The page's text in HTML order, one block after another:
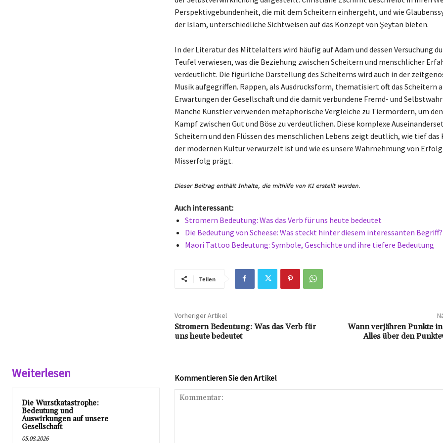
Perspektivgebundenheit, die mit dem Scheitern einhergeht, und wie
der Islam, unterschiedliche Sichtweisen auf das Konzept von Şeytan bieten.
In der Literatur des Mittelalters wird häufig auf Adam und dessen Versuchung
Teufel verwiesen, was die Beziehung zwischen Scheitern und menschlicher
verdeutlicht. Die figürliche Darstellung des Scheiterns wird auch in der
Musik aufgegriffen. Rappen, als Ausdrucksform, thematisiert oft das Scheitern
Erwartungen der Gesellschaft und die damit verbundene Fremd- und
Manche Künstler verwenden metaphorische Vergleiche zu Tiermördern, um
Kampf zwischen Gut und Böse zu verdeutlichen. Diese komplexe
Scheitern und den Flüssen des menschlichen Lebens zeigt deutlich, wie tief
der modernen Kultur verwurzelt ist und wie es unsere Wahrnehmung von
Misserfolg prägt.
Auch interessant:
Stromern Bedeutung: Was das Verb für uns heute bedeutet
Die Bedeutung von Scheese: Was steckt hinter diesem interessanten Begriff?
Maori Tattoo Bedeutung: Symbole, Geschichte und ihre tiefere Bedeutung
Teilen
Vorheriger Artikel
Stromern Bedeutung: Was das Verb für
uns heute bedeutet
Wann verjähren Punkte
Alles über den
Weiterlesen
Die Wurstkatastrophe:
Bedeutung und
Auswirkungen auf unsere
Gesellschaft
05.08.2026
Kommentieren Sie den Artikel